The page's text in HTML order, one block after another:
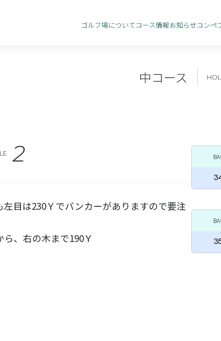
ゴルフ場について コース情報お知らせコンペ
中コース
2
左目は230Ｙでバンカーがありますので要注
、右の木まで190Ｙ